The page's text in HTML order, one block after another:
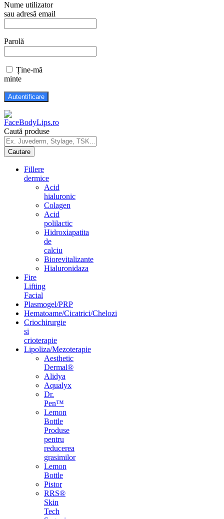
Nume utilizator
sau adresă email
Parolă
Ține-mă
minte
Caută produse
Fillere
dermice
Acid
hialuronic
Colagen
Acid
polilactic
Hidroxiapatita
de
calciu
Biorevitalizante
Hialuronidaza
Fire
Lifting
Facial
Plasmogel/PRP
Hematoame/Cicatrici/Chelozi
Criochirurgie
si
crioterapie
Lipoliza/Mezoterapie
Aesthetic
Dermal®
Alidya
Aqualyx
Dr.
Pen™
Lemon
Bottle
Produse
pentru
reducerea
grasimilor
Lemon
Bottle
Pistor
RRS®
Skin
Tech